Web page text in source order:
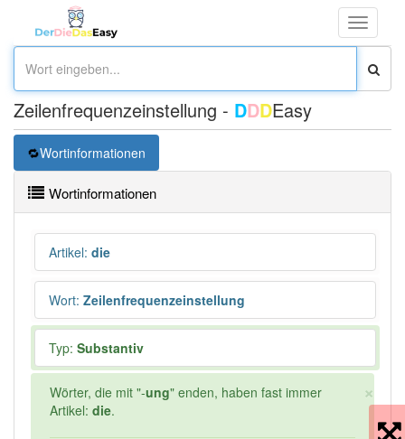
Toggle
Zeilenfrequenzeinstellung - DDDEasy
Wortinformationen
Wortinformationen
Artikel: die
Wort: Zeilenfrequenzeinstellung
Typ: Substantiv
×
Wörter, die mit "-ung" enden, haben fast immer
Artikel: die.